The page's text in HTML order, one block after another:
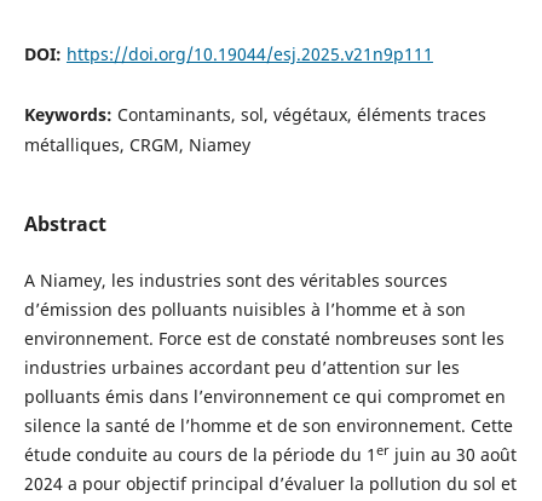
DOI: https://doi.org/10.19044/esj.2025.v21n9p111
Keywords: Contaminants, sol, végétaux, éléments traces
métalliques, CRGM, Niamey
Abstract
A Niamey, les industries sont des véritables sources
d’émission des polluants nuisibles à l’homme et à son
environnement. Force est de constaté nombreuses sont les
industries urbaines accordant peu d’attention sur les
polluants émis dans l’environnement ce qui compromet en
silence la santé de l’homme et de son environnement. Cette
étude conduite au cours de la période du 1 erjuin au 30 août
2024 a pour objectif principal d’évaluer la pollution du sol et